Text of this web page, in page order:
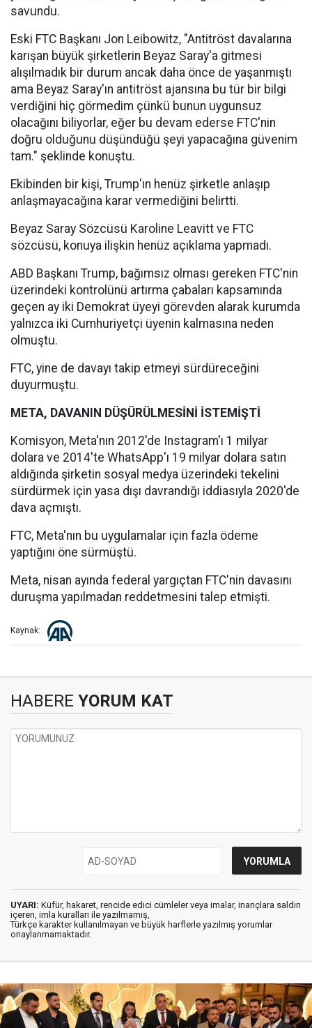
savundu.
Eski FTC Başkanı Jon Leibowitz, "Antitröst davalarına
karışan büyük şirketlerin Beyaz Saray'a gitmesi
alışılmadık bir durum ancak daha önce de yaşanmıştı
ama Beyaz Saray'ın antitröst ajansına bu tür bir bilgi
verdiğini hiç görmedim çünkü bunun uygunsuz
olacağını biliyorlar, eğer bu devam ederse FTC'nin
doğru olduğunu düşündüğü şeyi yapacağına güvenim
tam." şeklinde konuştu.
Ekibinden bir kişi, Trump'ın henüz şirketle anlaşıp
anlaşmayacağına karar vermediğini belirtti.
Beyaz Saray Sözcüsü Karoline Leavitt ve FTC
sözcüsü, konuya ilişkin henüz açıklama yapmadı.
ABD Başkanı Trump, bağımsız olması gereken FTC'nin
üzerindeki kontrolünü artırma çabaları kapsamında
geçen ay iki Demokrat üyeyi görevden alarak kurumda
yalnızca iki Cumhuriyetçi üyenin kalmasına neden
olmuştu.
FTC, yine de davayı takip etmeyi sürdüreceğini
duyurmuştu.
META, DAVANIN DÜŞÜRÜLMESİNİ İSTEMİŞTİ
Komisyon, Meta'nın 2012'de Instagram'ı 1 milyar
dolara ve 2014'te WhatsApp'ı 19 milyar dolara satın
aldığında şirketin sosyal medya üzerindeki tekelini
sürdürmek için yasa dışı davrandığı iddiasıyla 2020'de
dava açmıştı.
FTC, Meta'nın bu uygulamalar için fazla ödeme
yaptığını öne sürmüştü.
Meta, nisan ayında federal yargıçtan FTC'nin davasını
duruşma yapılmadan reddetmesini talep etmişti.
Kaynak:
HABERE YORUM KAT
UYARI: Küfür, hakaret, rencide edici cümleler veya imalar, inançlara saldırı
içeren, imla kuralları ile yazılmamış,
Türkçe karakter kullanılmayan ve büyük harflerle yazılmış yorumlar
onaylanmamaktadır.